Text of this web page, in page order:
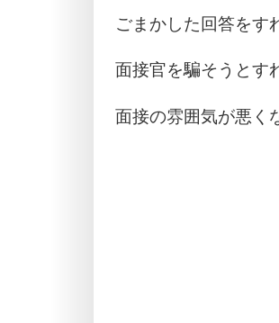
ごまかした回答をす
面接官を騙そうとす
面接の雰囲気が悪く